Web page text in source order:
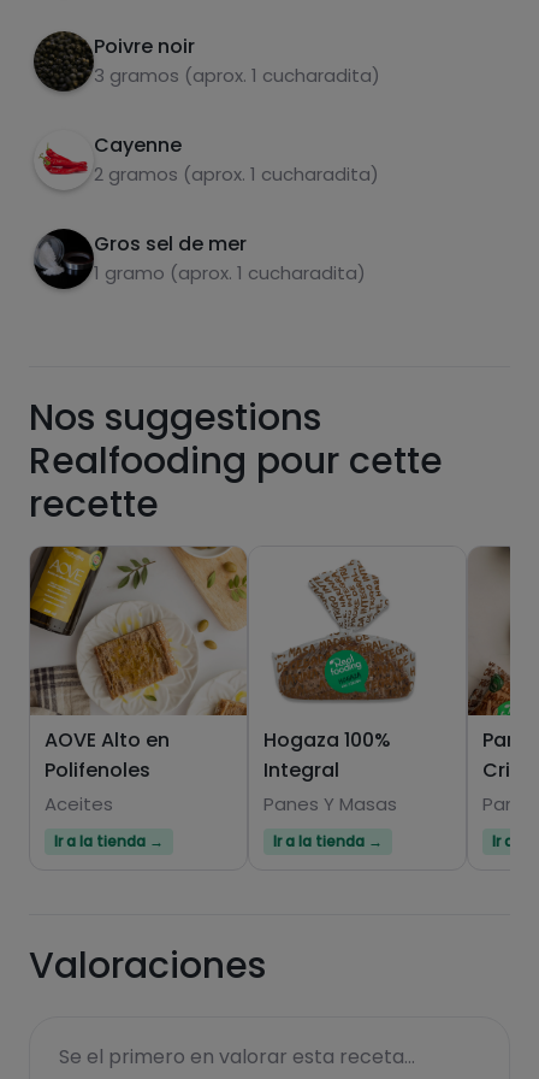
Poivre noir
3 gramos (aprox. 1 cucharadita)
Cayenne
2 gramos (aprox. 1 cucharadita)
Gros sel de mer
1 gramo (aprox. 1 cucharadita)
sucres
graisses
de las recetas, y desbloquear muchas más
funcionalidades PLUS.
Pásate al PLUS
Nos suggestions
Realfooding pour cette
recette
AOVE Alto en
Polifenoles
Aceites
Ir a la tienda →
Hogaza 100%
Integral
Panes Y Masas
Ir a la tienda →
Pan
Ir a
Valoraciones
Se el primero en valorar esta receta...